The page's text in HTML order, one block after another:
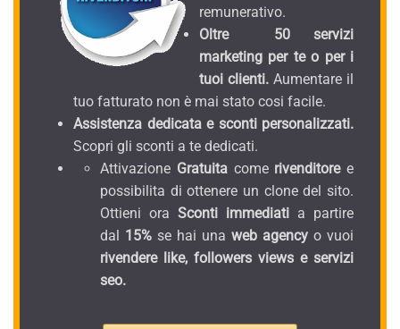
remunerativo.
Oltre 50 servizi
marketing per te o per i
tuoi clienti. Aumentare il
tuo fatturato non è mai stato cosi facile.
Assistenza dedicata e sconti personalizzati.
Scopri gli sconti a te dedicati.
Attivazione Gratuitacomerivenditoree
possibilita di ottenere un clone del sito.
Ottieni ora Sconti immediati a partire
dal 15% se hai una web agency o vuoi
rivendere like, followers views e servizi
seo.